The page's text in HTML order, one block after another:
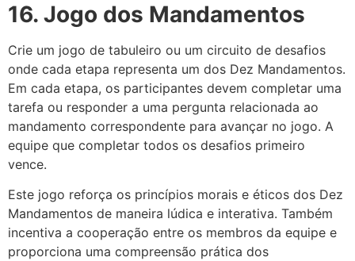
16. Jogo dos Mandamentos
Crie um jogo de tabuleiro ou um circuito de desafios
onde cada etapa representa um dos Dez Mandamentos.
Em cada etapa, os participantes devem completar uma
tarefa ou responder a uma pergunta relacionada ao
mandamento correspondente para avançar no jogo. A
equipe que completar todos os desafios primeiro
vence.
Este jogo reforça os princípios morais e éticos dos Dez
Mandamentos de maneira lúdica e interativa. Também
incentiva a cooperação entre os membros da equipe e
proporciona uma compreensão prática dos